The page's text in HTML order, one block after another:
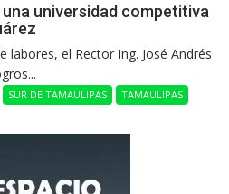
universidad competitiva
labores, el Rector Ing. José Andrés
SUR DE TAMAULIPAS
TAMAULIPAS